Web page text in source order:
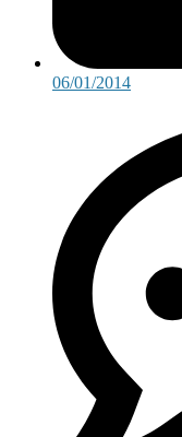
06/01/2014